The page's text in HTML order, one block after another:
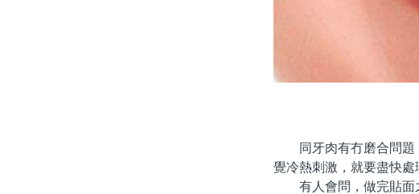
同牙肉有冇磨合問題
覺冷熱刺激，就要盡快處
有人會問，做完貼面